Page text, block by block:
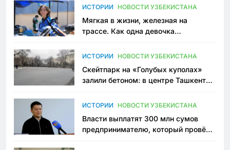
ИСТОРИИ НОВОСТИ УЗБЕКИСТАНА
Мягкая в жизни, железная на
трассе. Как одна девочка
Узбекистане
ИСТОРИИ НОВОСТИ УЗБЕКИСТАНА
Скейтпарк на «Голубых куполах»
залили бетоном: в центре Ташкента
пространство
ИСТОРИИ НОВОСТИ УЗБЕКИСТАНА
Власти выплатят 300 млн сумов
предпринимателю, который провёл